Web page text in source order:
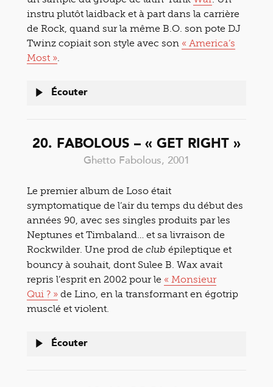
instru plutôt laidback et à part dans la carrière
de Rock, quand sur la même B.O. son pote DJ
Twinz copiait son style avec son « America’s
Most ».
Écouter
20. FABOLOUS – « GET RIGHT »
Ghetto Fabolous, 2001
Le premier album de Loso était
symptomatique de l’air du temps du début des
années 90, avec ses singles produits par les
Neptunes et Timbaland… et sa livraison de
Rockwilder. Une prod de club épileptique et
bouncy à souhait, dont Sulee B. Wax avait
repris l’esprit en 2002 pour le « Monsieur
Qui ? » de Lino, en la transformant en égotrip
musclé et violent.
Écouter